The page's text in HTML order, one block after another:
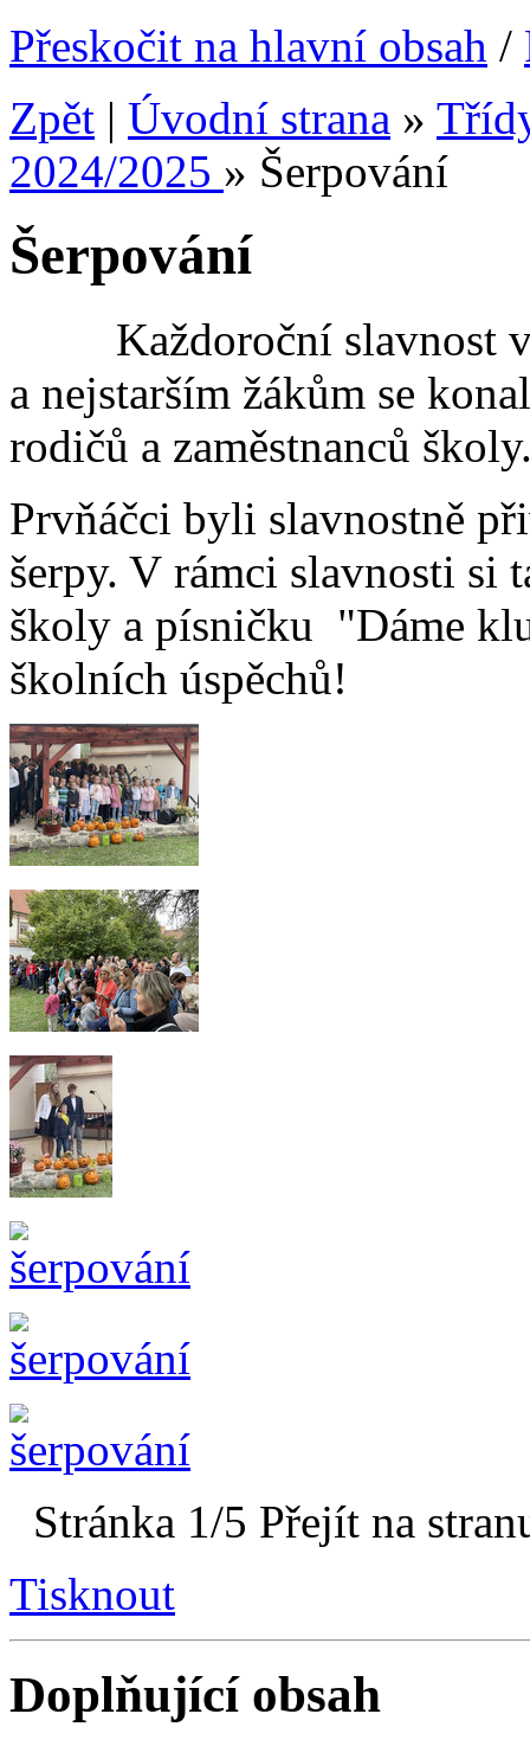
Přeskočit na hlavní obsah /
Zpět | Úvodní strana »
2024/2025 » Šerpování
Šerpování
Každoroční slavnost
a nejstarším žákům se
rodičů a zaměstnanců
Prvňáčci byli slavnostně
šerpy. V rámci slavnosti si
školy a písničku "Dáme
školních úspěchů!
Stránka 1/5 Přejít na
Tisknout
Doplňující obsah